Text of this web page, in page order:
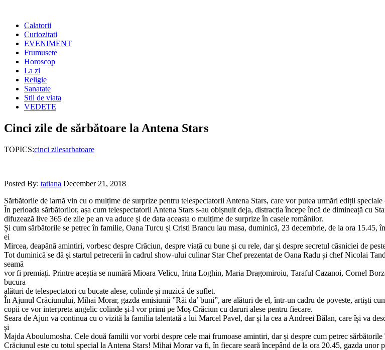
Calatorii
Curiozitati
EVENIMENT
Frumusete
Horoscop
La zi
Religie
Sanatate
Stil de viata
VEDETE
Cinci zile de sărbătoare la Antena Stars
TOPICS:cinci zilesarbatoare
Posted By: tatiana December 21, 2018
Sărbătorile de iarnă vin cu o mulțime de surprize pentru telespectatorii Antena Stars, care vor putea urmări ediții
În perioada sărbătorilor, așa cum telespectatorii Antena Stars s-au obișnuit deja, distracția începe încă de dimineață cu
difuzează live 365 de zile pe an va aduce și de data aceasta o mulțime de surprize în casele românilor.
Și cum sărbătorile se petrec în familie, Oana Turcu și Cristi Brancu iau masa, duminică, 23 decembrie, de la ora
ei
Mircea, deapănă amintiri, vorbesc despre Crăciun, despre viață cu bune și cu rele, dar și despre secretul căsniciei de
Tot duminică se dă și startul petrecerii în cadrul show-ului culinar Star Chef prezentat de Oana Radu și chef Nicolai
seamă
vor fi premiați. Printre aceștia se numără Mioara Velicu, Irina Loghin, Maria Dragomiroiu, Taraful Cazanoi, Cornel
bucura
alături de telespectatori cu bucate alese, colinde și muzică de suflet.
În Ajunul Crăciunului, Mihai Morar, gazda emisiunii ”Răi da’ buni”, are alături de el, într-un cadru de poveste, artiști
copii ce vor interpreta angelic colinde și-l vor primi pe Moș Crăciun cu daruri alese pentru fiecare.
Seara de Ajun va continua cu o vizită la familia talentată a lui Marcel Pavel, dar și la cea a Andreei Bălan, care își va
și
Majda Aboulumosha. Cele două familii vor vorbi despre cele mai frumoase amintiri, dar și despre cum petrec sărbătorile
Crăciunul este cu totul special la Antena Stars! Mihai Morar va fi, în fiecare seară începând de la ora 20.45, gazda unor